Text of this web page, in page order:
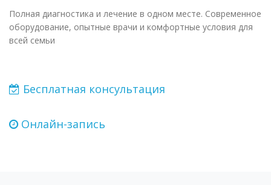
Полная диагностика и лечение в одном месте. Современное
оборудование, опытные врачи и комфортные условия для
всей семьи
Бесплатная консультация
Онлайн-запись